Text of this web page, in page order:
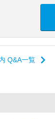
Q&A一覧